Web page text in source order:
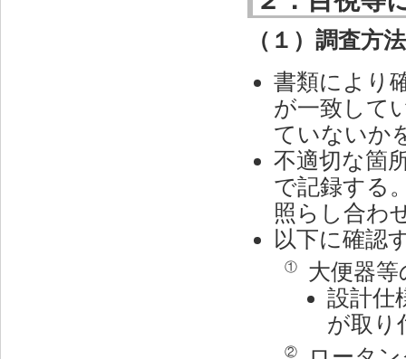
（１）調査方法
書類により
が一致して
ていないか
不適切な箇
で記録する
照らし合わ
以下に確認
①
大便器
設計仕
が取り
②